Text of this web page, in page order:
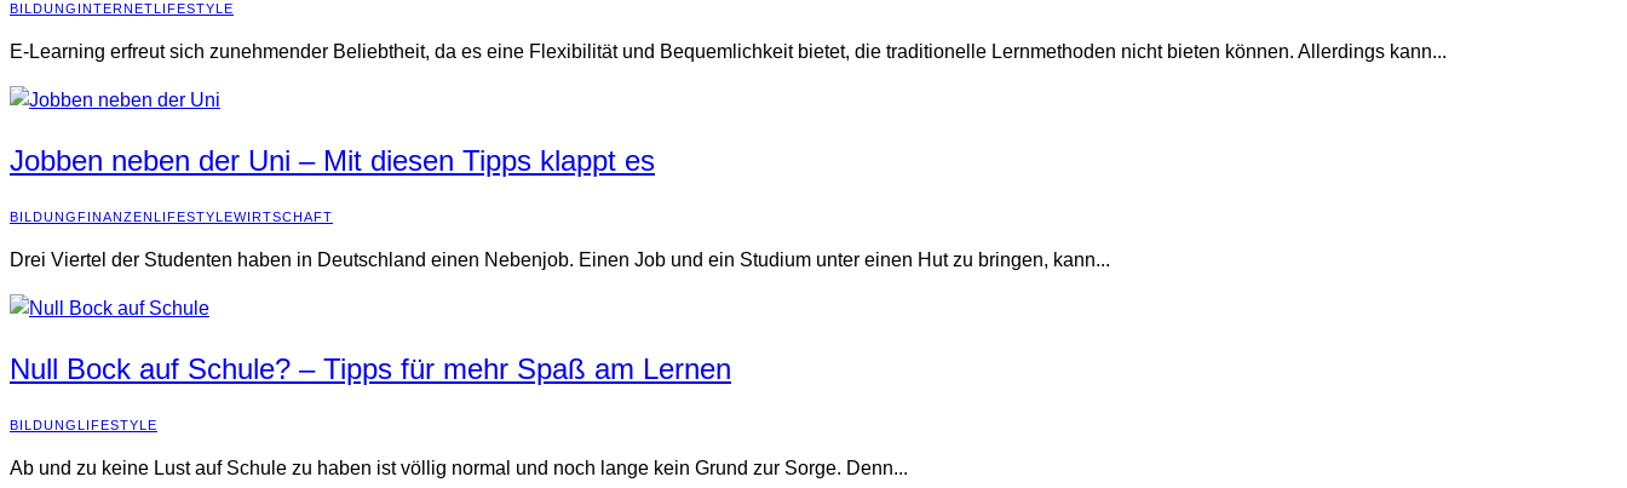
BILDUNG INTERNETLIFESTYLE
E-Learning erfreut sich zunehmender Beliebtheit, da es eine Flexibilität und Bequemlichkeit bietet, die traditionelle Lernmethoden nicht bieten können. Allerdings kann...
Jobben neben der Uni – Mit diesen Tipps klappt es
BILDUNGFINANZENLIFESTYLEWIRTSCHAFT
Drei Viertel der Studenten haben in Deutschland einen Nebenjob. Einen Job und ein Studium unter einen Hut zu bringen, kann...
Null Bock auf Schule? – Tipps für mehr Spaß am Lernen
BILDUNGLIFESTYLE
Ab und zu keine Lust auf Schule zu haben ist völlig normal und noch lange kein Grund zur Sorge. Denn...